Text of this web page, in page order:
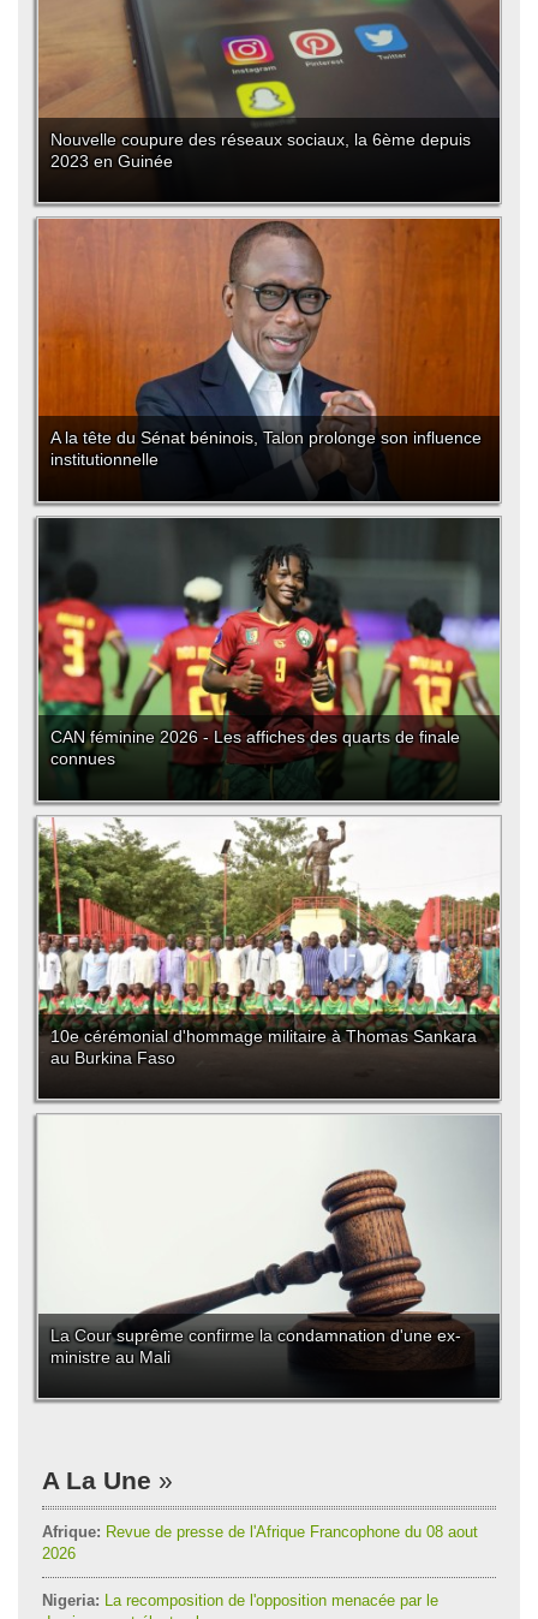
Nouvelle coupure des réseaux sociaux, la 6ème depuis
2023 en Guinée
A la tête du Sénat béninois, Talon prolonge son influence
institutionnelle
CAN féminine 2026 - Les affiches des quarts de finale
connues
10e cérémonial d'hommage militaire à Thomas Sankara
au Burkina Faso
La Cour suprême confirme la condamnation d'une ex-
ministre au Mali
A La Une
Afrique: Revue de presse de l'Afrique Francophone du 08 aout
2026
Nigeria: La recomposition de l'opposition menacée par le